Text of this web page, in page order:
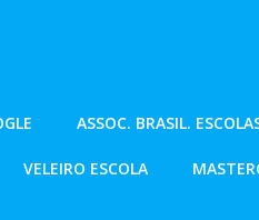
ASSOC. BRASIL.
VELEIRO ESCOLA